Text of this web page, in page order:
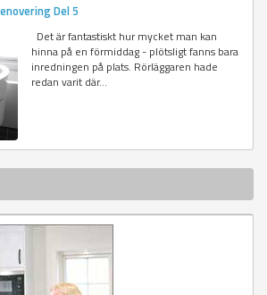
Del 5
Det är fantastiskt hur mycket man kan
hinna på en förmiddag - plötsligt fanns bara
inredningen på plats. Rörläggaren hade
redan varit där...